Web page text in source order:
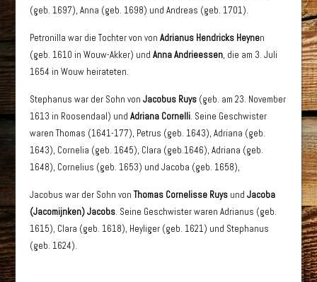
(geb. 1697), Anna (geb. 1698) und Andreas (geb. 1701).
Petronilla war die Tochter von vonAdrianus Hendricks Heynen
(geb. 1610 in Wouw-Akker) undAnna Andrieessen, die am 3. Juli
1654 in Wouw heirateten.
Stephanus war der Sohn vonJacobus Ruys (geb. am 23. November
1613 in Roosendaal) undAdriana Cornelli. Seine Geschwister
waren Thomas (1641-177), Petrus (geb. 1643), Adriana (geb.
1643), Cornelia (geb. 1645), Clara (geb.1646), Adriana (geb.
1648), Cornelius (geb. 1653) und Jacoba (geb. 1658),
Jacobus war der Sohn vonThomas Cornelisse Ruys undJacoba
(Jacomijnken) Jacobs. Seine Geschwister waren Adrianus (geb.
1615), Clara (geb. 1618), Heyliger (geb. 1621) und Stephanus
(geb. 1624).